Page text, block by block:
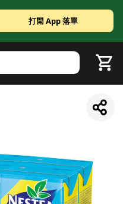
打開 App 落單